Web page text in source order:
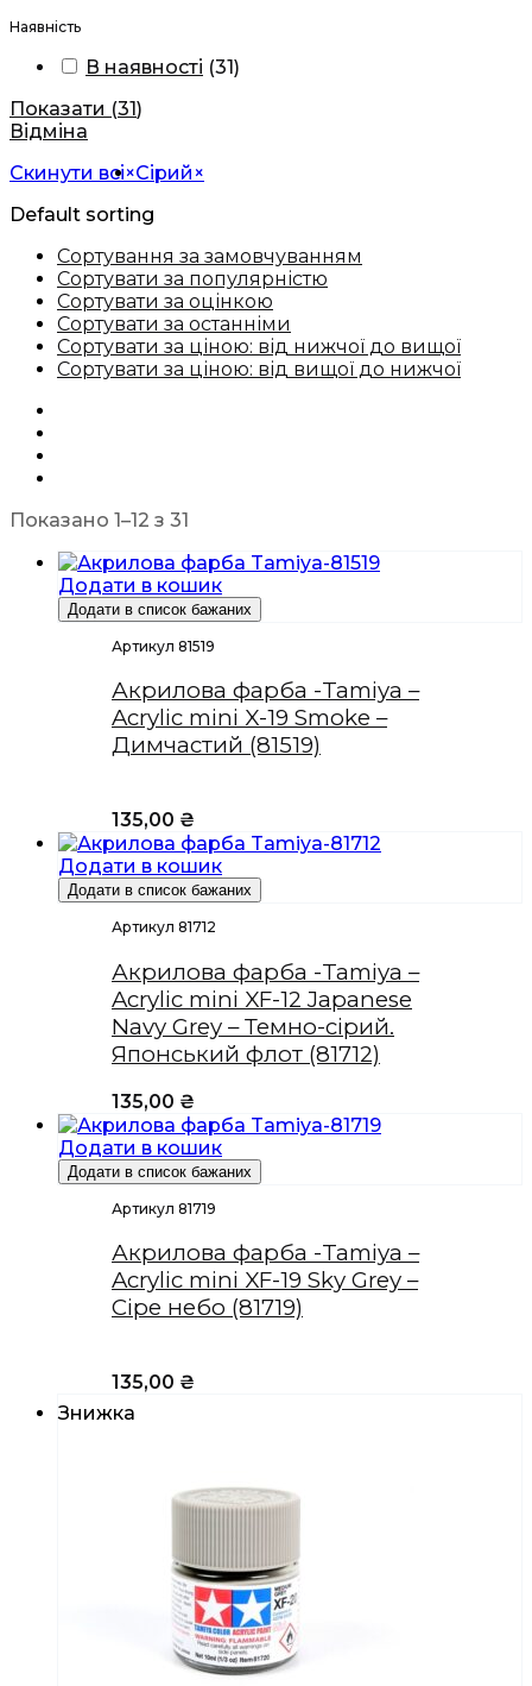
Наявність
В наявності (31)
Показати (31)
Відміна
Скинути всі×Сірий ×
Default sorting
Сортування за замовчуванням
Сортувати за популярністю
Сортувати за оцінкою
Сортувати за останніми
Сортувати за ціною: від нижчої до вищої
Сортувати за ціною: від вищої до нижчої
Показано 1–12 з 31
Додати в кошик
Додати в список бажаних
Артикул 81519
Акрилова фарба -Tamiya –
Acrylic mini X-19 Smoke –
Димчастий (81519)
135,00 ₴
Додати в кошик
Додати в список бажаних
Артикул 81712
Акрилова фарба -Tamiya –
Acrylic mini XF-12 Japanese
Navy Grey – Темно-сірий.
Японський флот (81712)
135,00 ₴
Додати в кошик
Додати в список бажаних
Артикул 81719
Акрилова фарба -Tamiya –
Acrylic mini XF-19 Sky Grey –
Сіре небо (81719)
135,00 ₴
Знижка